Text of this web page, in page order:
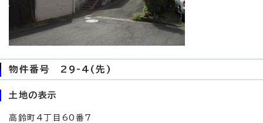
物件番号 29-4(先)
土地の表示
高鈴町4丁目60番7